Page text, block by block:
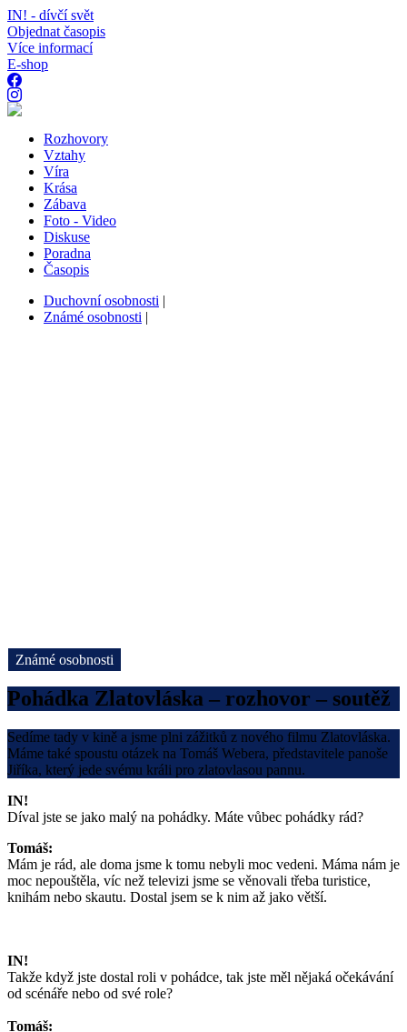
IN! - dívčí svět
Objednat časopis
Více informací
E-shop
Rozhovory
Vztahy
Víra
Krása
Zábava
Foto - Video
Diskuse
Poradna
Časopis
Duchovní osobnosti |
Známé osobnosti |
Známé osobnosti
Pohádka Zlatovláska – rozhovor – soutěž
Sedíme tady v kině a jsme plni zážitků z nového filmu Zlatovláska.
Máme také spoustu otázek na Tomáš Webera, představitele panoše
Jiříka, který jede svému králi pro zlatovlasou pannu.
IN!
Díval jste se jako malý na pohádky. Máte vůbec pohádky rád?
Tomáš:
Mám je rád, ale doma jsme k tomu nebyli moc vedeni. Máma nám je
moc nepouštěla, víc než televizi jsme se věnovali třeba turistice,
knihám nebo skautu. Dostal jsem se k nim až jako větší.
IN!
Takže když jste dostal roli v pohádce, tak jste měl nějaká očekávání
od scénáře nebo od své role?
Tomáš: